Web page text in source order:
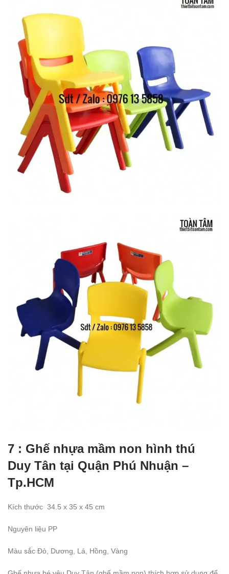
7 : Ghế nhựa mầm non hình thú
Duy Tân tại Quận Phú Nhuận –
Tp.HCM
Kích thước 34.5 x 35 x 45 cm
Nguyên liệu PP
Màu sắc Đỏ , Dương, Lá, Hồng, Vàng